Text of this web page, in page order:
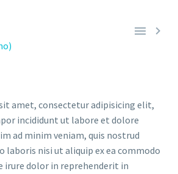
 
amet, consectetur adipisicing elit,
incididunt ut labore et dolore
ad minim veniam, quis nostrud
laboris nisi ut aliquip ex ea commodo
irure dolor in reprehenderit in